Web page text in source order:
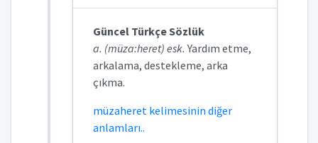
Güncel Türkçe Sözlük
a. (müza:heret) esk. Yardım etme,
arkalama, destekleme, arka
çıkma.
müzaheret kelimesinin diğer
anlamları..